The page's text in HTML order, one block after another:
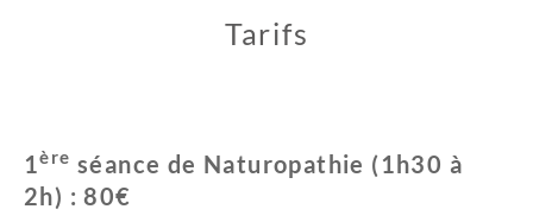
Tarifs
1ère séance de Naturopathie (1h30 à
2h) : 80€